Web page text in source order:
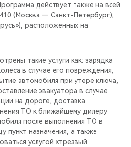
действует также на всей
(Москва — Санкт-Петербург),
расположенных на
такие услуги как: зарядка
в случае его повреждения,
автомобиля при утере ключа,
эвакуатора в случае
на дороге, доставка
ТО к ближайшему дилеру
после выполнения ТО в
пункт назначения, а также
услугой «трезвый